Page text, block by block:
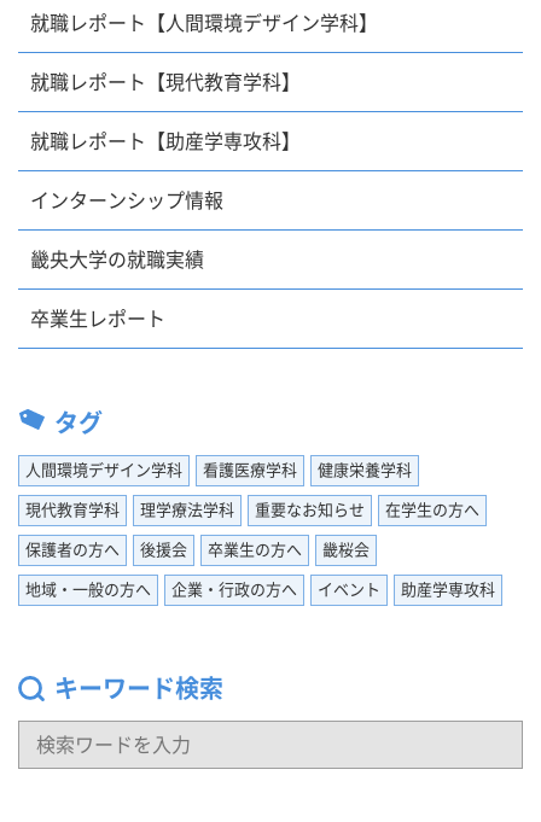
就職レポート【人間環境デザイン学科】
就職レポート【現代教育学科】
就職レポート【助産学専攻科】
インターンシップ情報
畿央大学の就職実績
卒業生レポート
タグ
人間環境デザイン学科 看護医療学科 健康栄養学科
現代教育学科 理学療法学科 重要なお知らせ 在学生の方へ
保護者の方へ 後援会 卒業生の方へ 畿桜会
地域・一般の方へ 企業・行政の方へ イベント 助産学専攻科
キーワード検索